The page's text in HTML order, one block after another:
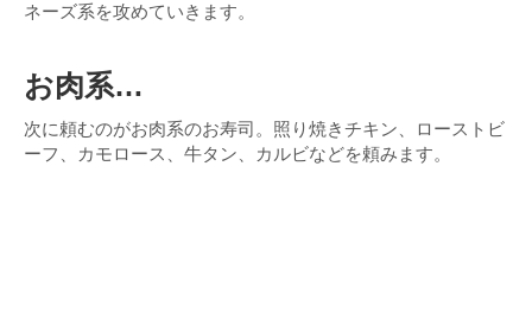
ネーズ系を攻めていきます。
お肉系…
次に頼むのがお肉系のお寿司。照り焼きチキン、ローストビ
ーフ、カモロース、牛タン、カルビなどを頼みます。